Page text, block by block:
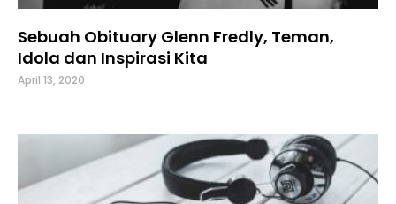
Sebuah Obituary Glenn Fredly, Teman,
Idola dan Inspirasi Kita
April 13, 2020